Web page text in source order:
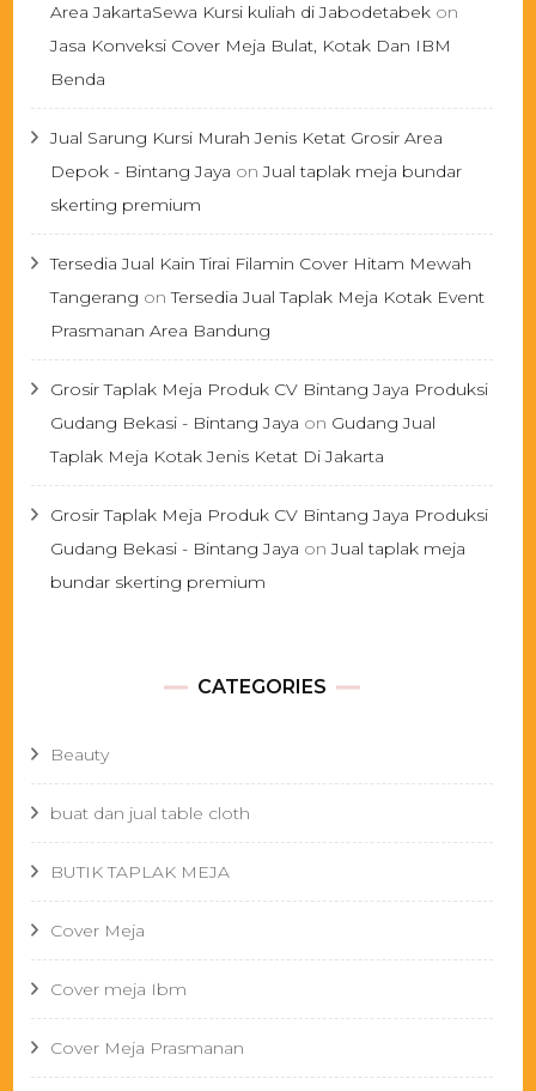
Area JakartaSewa Kursi kuliah di Jabodetabek on
Jasa Konveksi Cover Meja Bulat, Kotak Dan IBM
Benda
Jual Sarung Kursi Murah Jenis Ketat Grosir Area
Depok - Bintang Jaya onJual taplak meja bundar
skerting premium
Tersedia Jual Kain Tirai Filamin Cover Hitam Mewah
Tangerang onTersedia Jual Taplak Meja Kotak Event
Prasmanan Area Bandung
Grosir Taplak Meja Produk CV Bintang Jaya Produksi
Gudang Bekasi - Bintang Jaya on Gudang Jual
Taplak Meja Kotak Jenis Ketat Di Jakarta
Grosir Taplak Meja Produk CV Bintang Jaya Produksi
Gudang Bekasi - Bintang Jaya onJual taplak meja
bundar skerting premium
CATEGORIES
Beauty
buat dan jual table cloth
BUTIK TAPLAK MEJA
Cover Meja
Cover meja Ibm
Cover Meja Prasmanan